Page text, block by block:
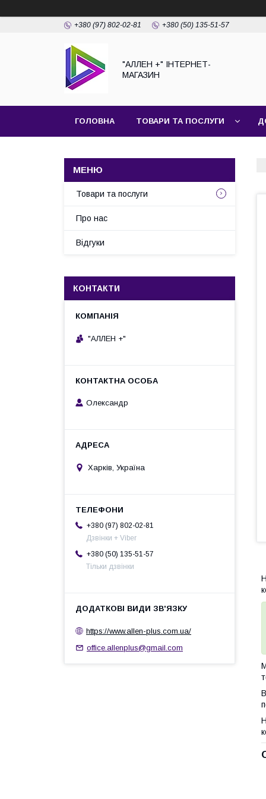
+380 (97) 802-02-81 +380 (50) 135-51-57
"АЛЛЕН +" ІНТЕРНЕТ-
МАГАЗИН
ГОЛОВНА ТОВАРИ ТА ПОСЛУГИ
Товари та послуги
Про нас
Відгуки
КОНТАКТИ
"АЛЛЕН +"
Олександр
Харків, Україна
+380 (97) 802-02-81
Дзвінки + Viber
+380 (50) 135-51-57
Тільки дзвінки
https://www.allen-plus.com.ua/
office.allenplus@gmail.com